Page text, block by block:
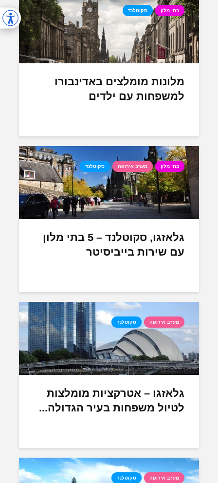
בתי מלון סקוטלנד
מלונות מומלצים באדינבורו
למשפחות עם ילדים
בתי מלון מערב אירופה סקוטלנד
גלאזגו, סקוטלנד – 5 בתי מלון
עם שירות בייביסיטר
מערב אירופה סקוטלנד
גלאזגו – אטרקציות מומלצות
לטיול משפחות בעיר הגדולה...
מערב אירופה סקוטלנד